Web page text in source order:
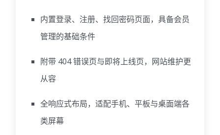
内置登录、注册、找回密码页面，具备会员
管理的基础条件
附带 404 错误页与即将上线页，网站维护更
从容
全响应式布局，适配手机、平板与桌面端各
类屏幕